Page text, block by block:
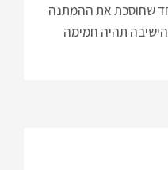
שחוסכת את ההמתנה
תהיה חמימה